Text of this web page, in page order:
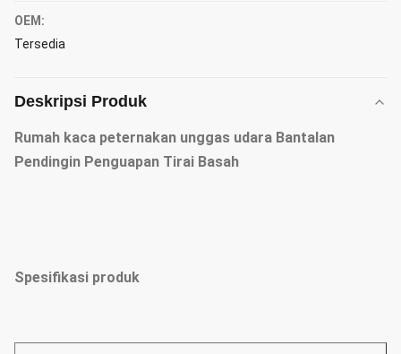
OEM:
Tersedia
Deskripsi Produk
Rumah kaca peternakan unggas udara Bantalan
Pendingin Penguapan Tirai Basah
Spesifikasi produk